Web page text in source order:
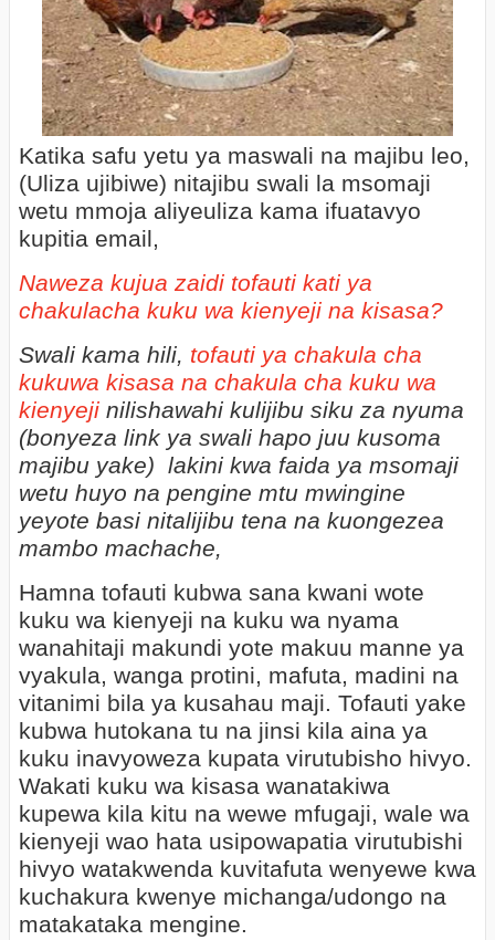
Katika safu yetu ya maswali na majibu leo,
(Uliza ujibiwe) nitajibu swali la msomaji
wetu mmoja aliyeuliza kama ifuatavyo
kupitia email,
Naweza kujua zaidi tofauti kati ya
chakulacha kuku wa kienyeji na kisasa?
Swali kama hili, tofauti ya chakula cha
kukuwa kisasa na chakula cha kuku wa
kienyeji nilishawahi kulijibu siku za nyuma
(bonyeza link ya swali hapo juu kusoma
majibu yake) lakini kwa faida ya msomaji
wetu huyo na pengine mtu mwingine
yeyote basi nitalijibu tena na kuongezea
mambo machache,
Hamna tofauti kubwa sana kwani wote
kuku wa kienyeji na kuku wa nyama
wanahitaji makundi yote makuu manne ya
vyakula, wanga protini, mafuta, madini na
vitanimi bila ya kusahau maji. Tofauti yake
kubwa hutokana tu na jinsi kila aina ya
kuku inavyoweza kupata virutubisho hivyo.
Wakati kuku wa kisasa wanatakiwa
kupewa kila kitu na wewe mfugaji, wale wa
kienyeji wao hata usipowapatia virutubishi
hivyo watakwenda kuvitafuta wenyewe kwa
kuchakura kwenye michanga/udongo na
matakataka mengine.